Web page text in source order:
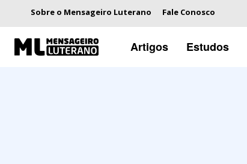
Sobre o Mensageiro Luterano Fale Conosco
Artigos Estudos